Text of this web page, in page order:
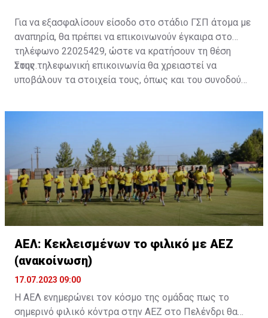
Για να εξασφαλίσουν είσοδο στο στάδιο ΓΣΠ άτομα με
αναπηρία, θα πρέπει να επικοινωνούν έγκαιρα στο
τηλέφωνο 22025429, ώστε να κρατήσουν τη θέση
τους.
Στην τηλεφωνική επικοινωνία θα χρειαστεί να
υποβάλουν τα στοιχεία τους, όπως και του συνοδού
ονοματεπώνυμο, αριθμός πινακίδας αυτοκινήτου,
ΑΕΛ: Κεκλεισμένων το φιλικό με ΑΕΖ
(ανακοίνωση)
17.07.2023 09:00
Η ΑΕΛ ενημερώνει τον κόσμο της ομάδας πως το
σημερινό φιλικό κόντρα στην ΑΕΖ στο Πελένδρι θα